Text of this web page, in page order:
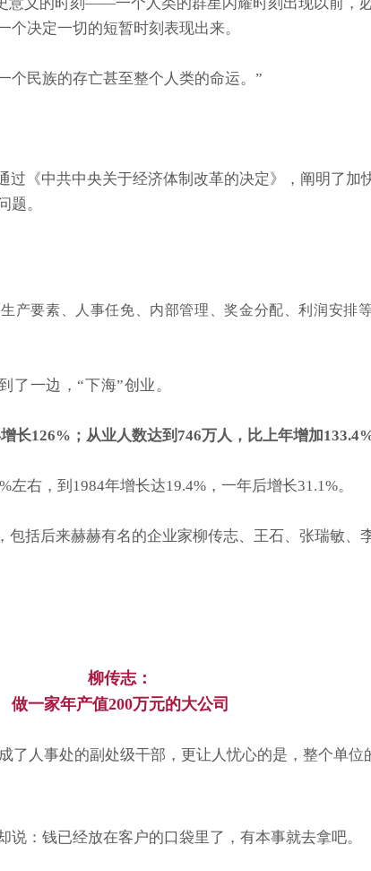
意义的时刻——一个人类的群星闪耀时刻出现以前，
决定一切的短暂时刻表现出来。
个民族的存亡甚至整个人类的命运。”
《中共中央关于经济体制改革的决定》，阐明了
题。
产要素、人事任免、内部管理、奖金分配、利润安排
了一边，“下海”创业。
长126%；从业人数达到746万人，比上年增加133.4%
右，到1984年增长达19.4%，一年后增长31.1%。
括后来赫赫有名的企业家柳传志、王石、张瑞敏
柳传志：
做一家年产值200万元的大公司
人事处的副处级干部，更让人忧心的是，整个单位
：钱已经放在客户的口袋里了，有本事就去拿吧。